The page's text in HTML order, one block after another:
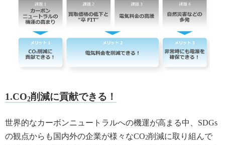
1.CO2削減に貢献できる！
世界的なカーボンニュートラルへの機運が高まる中、SDGs
の観点からも国内外の企業が様々なCO2削減に取り組んで